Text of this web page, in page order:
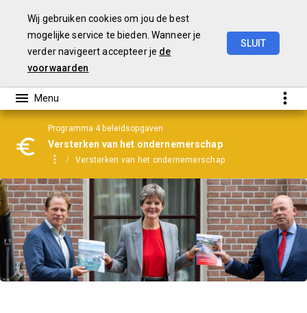
Wij gebruiken cookies om jou de best
mogelijke service te bieden. Wanneer je
verder navigeert accepteer je de
voorwaarden
SLUIT
Programma 4 beleidsopgaven
Versterken van het ondernemerschap
Versterken van het ondernemerschap